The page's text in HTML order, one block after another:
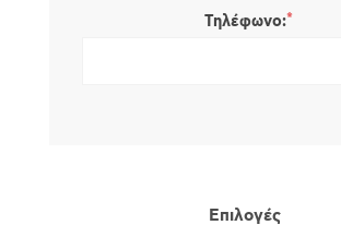
Τηλέφωνο:*
Επιλογές